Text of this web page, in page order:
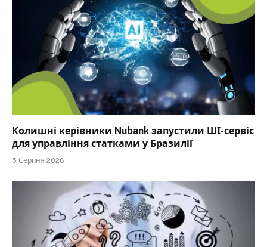
Колишні керівники Nubank запустили ШІ-сервіс
для управління статками у Бразилії
5 Серпня 2026